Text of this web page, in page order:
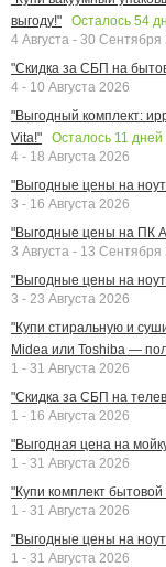
выгоду!"
Осталось 54
4 Августа - 30 Сентября
"Скидка за СБП на
4 - 10 Августа 2026
"Выгодный комплект:
Vita!"
Осталось 11 дней
4 - 18 Августа 2026
"Выгодные цены на
3 - 16 Августа 2026
"Выгодные цены на ПК
3 Августа - 13 Сентября
"Выгодные цены на
3 - 23 Августа 2026
"Купи стиральную и
Midea или Toshiba —
1 - 31 Августа 2026
"Скидка за СБП на
1 - 16 Августа 2026
"Выгодная цена на
1 - 31 Августа 2026
"Купи комплект бытовой
1 - 31 Августа 2026
"Выгодные цены на
1 - 31 Августа 2026